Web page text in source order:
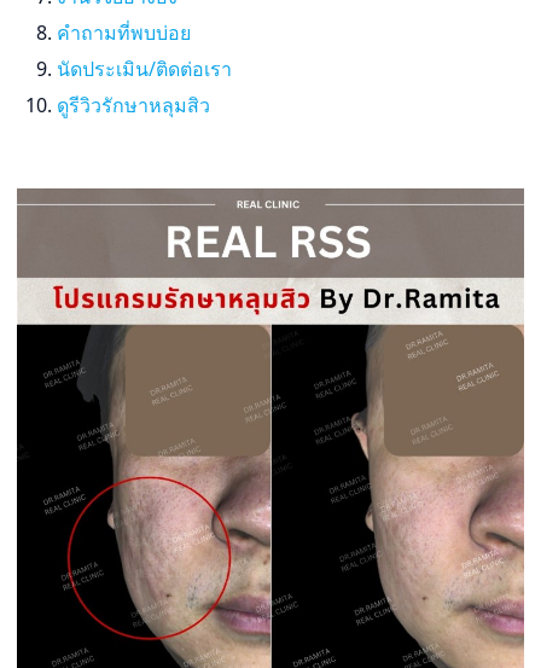
คำถามที่พบบ่อย
นัดประเมิน/ติดต่อเรา
ดูรีวิวรักษาหลุมสิว